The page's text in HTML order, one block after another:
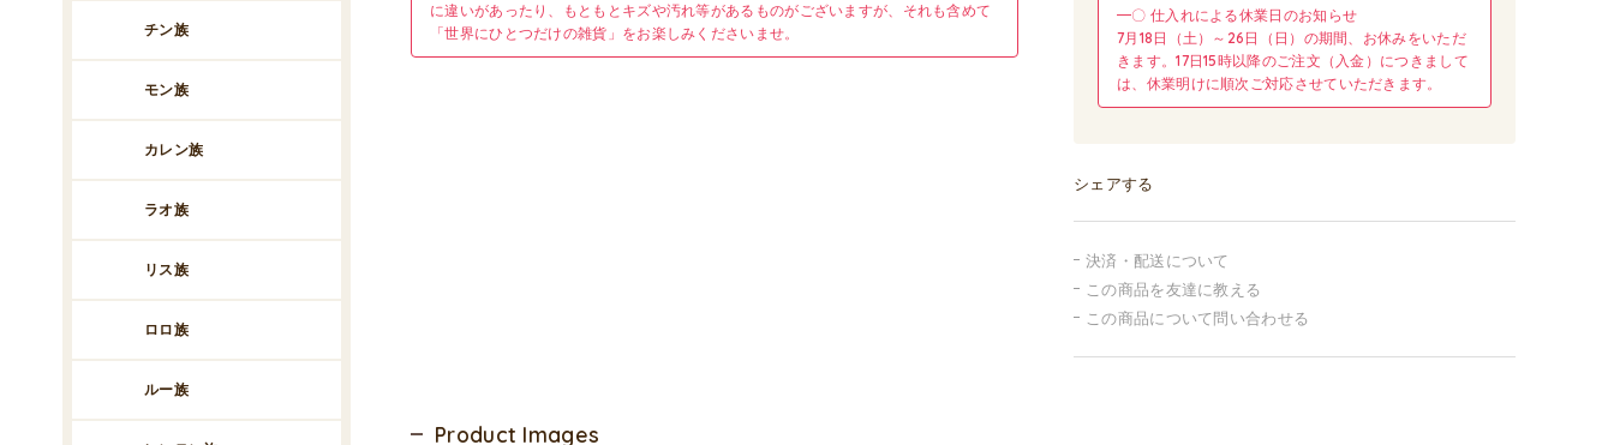
に違いがあったり、もともとキズや汚れ等があるものがございますが、それも含めて
「世界にひとつだけの雑貨」をお楽しみくださいませ。
━〇 仕入れによる休業日のお知らせ
7月18日（土）～26日（日）の期間、お休みをいただ
きます。17日15時以降のご注文（入金）につきまして
は、休業明けに順次ご対応させていただきます。
シェアする
決済・配送について
この商品を友達に教える
この商品について問い合わせる
Product Images
チン族
モン族
カレン族
ラオ族
リス族
ロロ族
ルー族